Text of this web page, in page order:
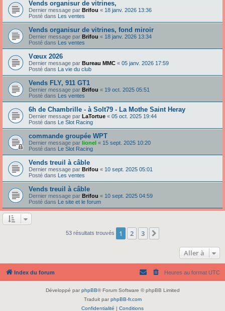
Vends organisur de vitrines,
Dernier message par Brifou « 18 janv. 2026 13:36
Posté dans Les ventes
Vends organisur de vitrines, fond miroir
Dernier message par Brifou « 18 janv. 2026 13:34
Posté dans Les ventes
Vœux 2026
Dernier message par Bureau MMC « 05 janv. 2026 17:59
Posté dans La vie du club
Vends FLY, 911 GT1
Dernier message par Brifou « 19 oct. 2025 05:51
Posté dans Les ventes
6h de Chambrille - à Solt79 - La Mothe Saint Heray
Dernier message par LaTortue « 05 oct. 2025 19:44
Posté dans Le Slot Racing
commande groupée WPT
Dernier message par lionel « 15 sept. 2025 10:20
Posté dans Le Slot Racing
Vends treuil à câble
Dernier message par Brifou « 10 sept. 2025 05:01
Posté dans Les ventes
Vends treuil à câble
Dernier message par Brifou « 10 sept. 2025 04:59
Posté dans Le site et le forum
53 résultats trouvés 1 2 3
Aller à
Index du forum Heures au format UTC
Développé par phpBB® Forum Software © phpBB Limited
Traduit par phpBB-fr.com
Confidentialité | Conditions